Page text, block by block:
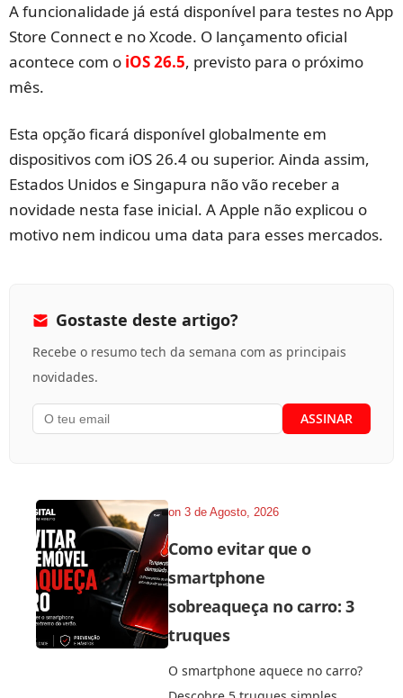
A funcionalidade já está disponível para testes no App
Store Connect e no Xcode. O lançamento oficial
acontece com o iOS 26.5, previsto para o próximo
mês.
Esta opção ficará disponível globalmente em
dispositivos com iOS 26.4 ou superior. Ainda assim,
Estados Unidos e Singapura não vão receber a
novidade nesta fase inicial. A Apple não explicou o
motivo nem indicou uma data para esses mercados.
Gostaste deste artigo?
Recebe o resumo tech da semana com as principais
novidades.
on3 de Agosto, 2026
Como evitar que o
smartphone
sobreaqueça no carro: 3
truques
O smartphone aquece no carro?